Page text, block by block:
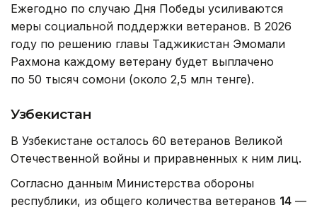
Ежегодно по случаю Дня Победы усиливаются
меры социальной поддержки ветеранов. В 2026
году по решению главы Таджикистан Эмомали
Рахмона каждому ветерану будет выплачено
по 50 тысяч сомони (около 2,5 млн тенге).
Узбекистан
В Узбекистане осталось 60 ветеранов Великой
Отечественной войны и приравненных к ним лиц.
Согласно данным Министерства обороны
республики, из общего количества ветеранов 14 —